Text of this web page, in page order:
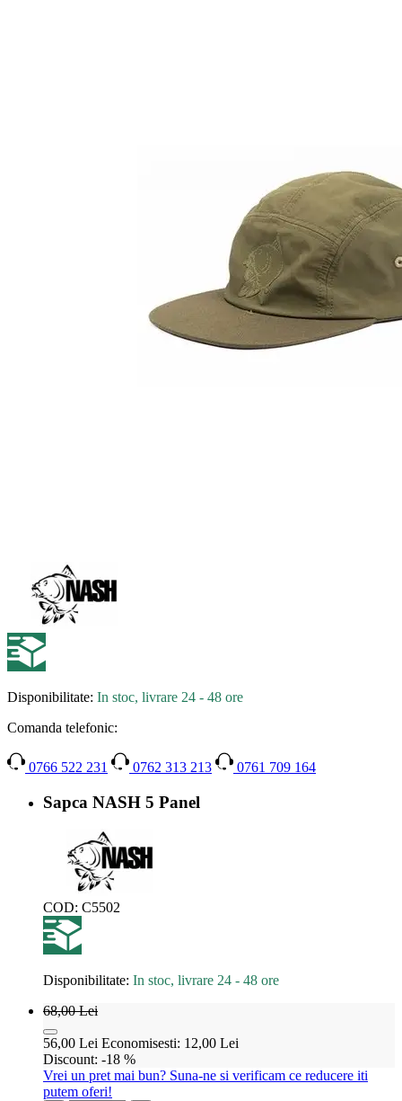
Disponibilitate: In stoc, livrare 24 - 48 ore
Comanda telefonic:
0766 522 231 0762 313 213 0761 709 164
Sapca NASH 5 Panel
COD: C5502
Disponibilitate: In stoc, livrare 24 - 48 ore
68,00 Lei
56,00 Lei Economisesti: 12,00 Lei
Discount: -18 %
Vrei un pret mai bun? Suna-ne si verificam ce reducere iti
putem oferi!